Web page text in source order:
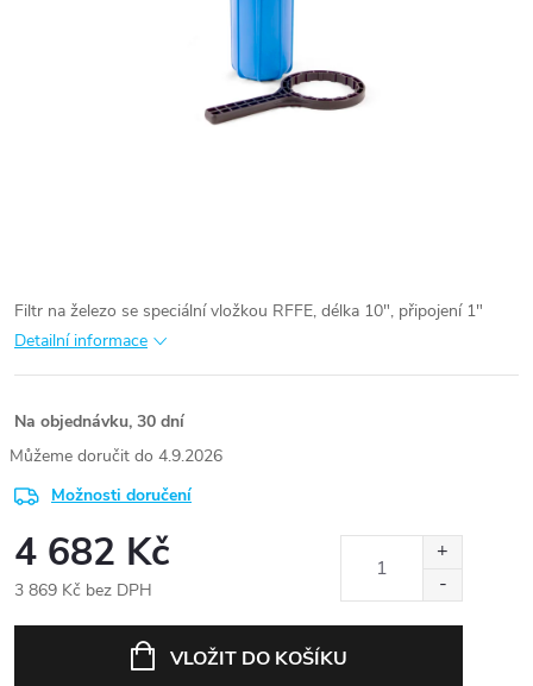
Filtr na železo se speciální vložkou RFFE, délka 10", připojení 1"
Detailní informace
Na objednávku, 30 dní
4.9.2026
Možnosti doručení
4 682 Kč
3 869 Kč bez DPH
VLOŽIT DO KOŠÍKU